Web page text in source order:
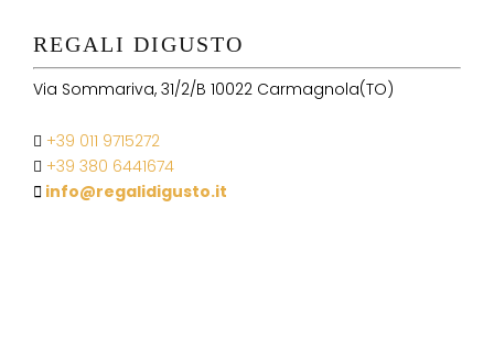
REGALI DIGUSTO
Via Sommariva, 31/2/B 10022 Carmagnola(TO)
+39 011 9715272
+39 380 6441674
info@regalidigusto.it